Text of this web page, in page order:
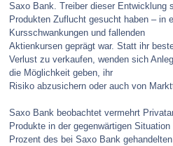
Saxo Bank. Treiber dieser Entwicklung
Produkten Zuflucht gesucht haben – in
Kursschwankungen und fallenden
Aktienkursen geprägt war. Statt ihr
Verlust zu verkaufen, wenden sich
die Möglichkeit geben, ihr
Risiko abzusichern oder auch von
Saxo Bank beobachtet vermehrt
Produkte in der gegenwärtigen
Prozent des bei Saxo Bank